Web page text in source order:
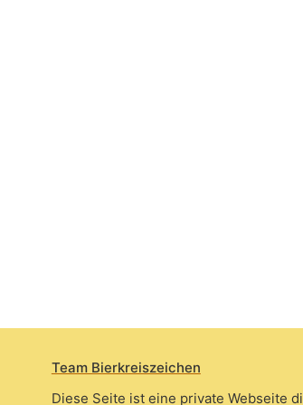
Team Bierkreiszeichen
Diese Seite ist eine private Webseite